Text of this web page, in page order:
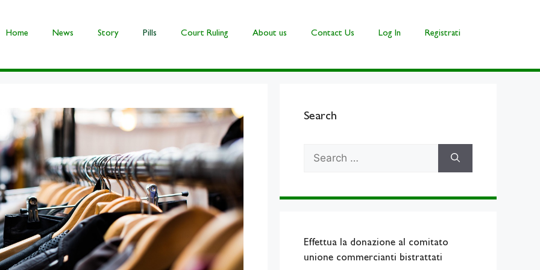
Home News Story Pills Court Ruling About us Contact Us Log In Registrati
Search
Effettua la donazione al comitato
unione commercianti bistrattati